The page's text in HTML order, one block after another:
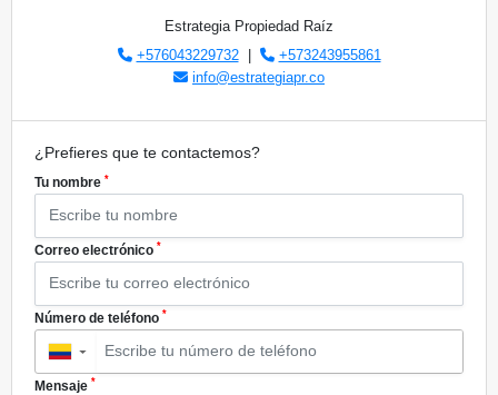
Estrategia Propiedad Raíz
+576043229732|
+573243955861
info@estrategiapr.co
¿Prefieres que te contactemos?
Tu nombre *
Correo electrónico *
Número de teléfono *
▼
Mensaje *